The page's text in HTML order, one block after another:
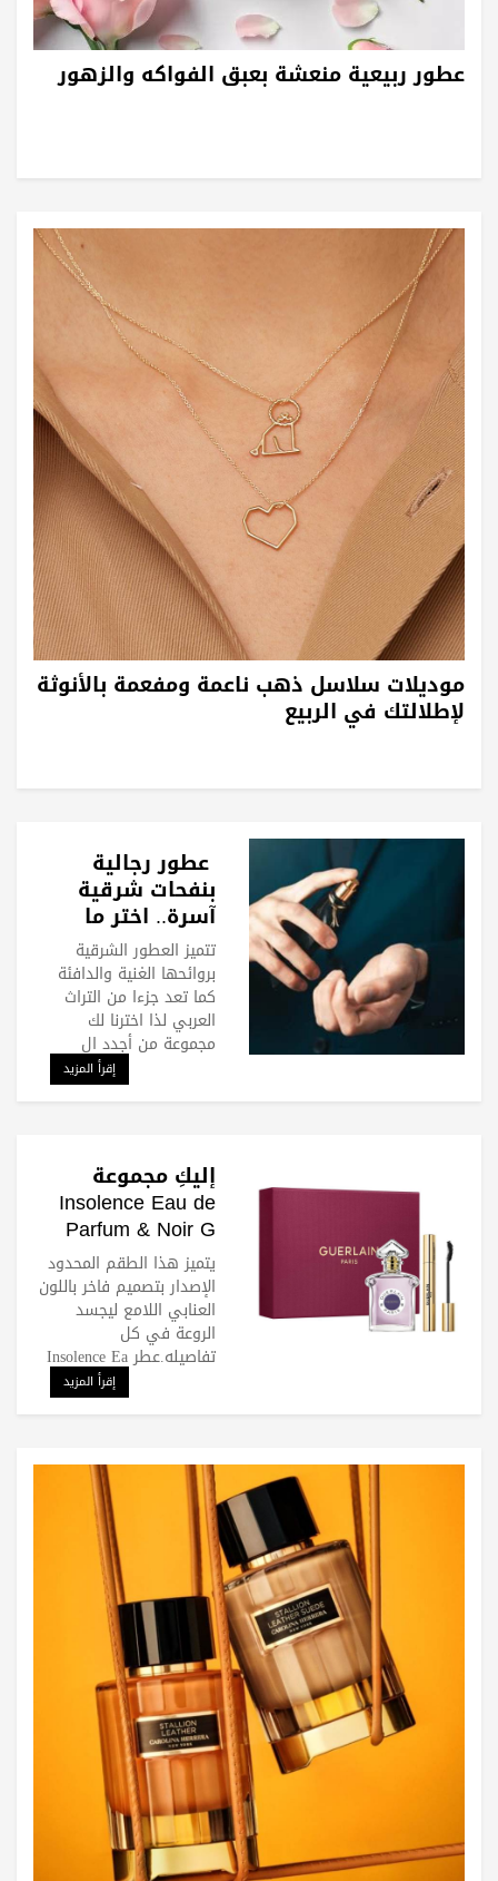
عطور ربيعية منعشة بعبق الفواكه والزهور
موديلات سلاسل ذهب ناعمة ومفعمة بالأنوثة
لإطلالتك في الربيع
عطور رجالية
بنفحات شرقية
آسرة.. اختر ما
يناسبك
تتميز العطور الشرقية
بروائحها الغنية والدافئة
كما تعد جزءا من التراث
العربي لذا اخترنا لك
مجموعة من أجدد ال
إقرأ المزيد
إليكِ مجموعة
Insolence Eau de
Parfum & Noir G
Ramadan Set من
غيرلان Guerlain
يتميز هذا الطقم المحدود
الإصدار بتصميم فاخر باللون
العنابي اللامع ليجسد
الروعة في كل
تفاصيله.عطر Insolence Ea
إقرأ المزيد